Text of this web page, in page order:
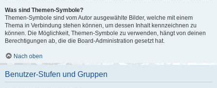
Was sind Themen-Symbole?
Themen-Symbole sind vom Autor ausgewählte Bilder, welche mit einem
Thema in Verbindung stehen können, um dessen Inhalt kennzeichnen zu
können. Die Möglichkeit, Themen-Symbole zu verwenden, hängt von deinen
Berechtigungen ab, die die Board-Administration gesetzt hat.
Nach oben
Benutzer-Stufen und Gruppen